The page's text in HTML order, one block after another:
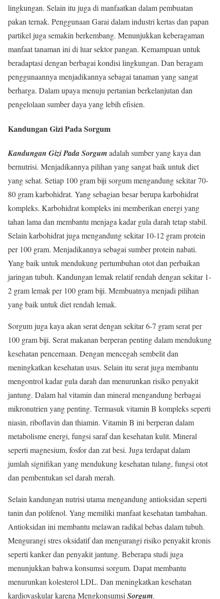
lingkungan. Selain itu juga di manfaatkan dalam pembuatan
pakan ternak. Penggunaan Garai dalam industri kertas dan papan
partikel juga semakin berkembang. Menunjukkan keberagaman
manfaat tanaman ini di luar sektor pangan. Kemampuan untuk
beradaptasi dengan berbagai kondisi lingkungan. Dan beragam
penggunaannya menjadikannya sebagai tanaman yang sangat
berharga. Dalam upaya menuju pertanian berkelanjutan dan
pengelolaan sumber daya yang lebih efisien.
Kandungan Gizi Pada Sorgum
Kandungan Gizi Pada Sorgumadalah sumber yang kaya dan
bernutrisi. Menjadikannya pilihan yang sangat baik untuk diet
yang sehat. Setiap 100 gram biji sorgum mengandung sekitar 70-
80 gram karbohidrat. Yang sebagian besar berupa karbohidrat
kompleks. Karbohidrat kompleks ini memberikan energi yang
tahan lama dan membantu menjaga kadar gula darah tetap stabil.
Selain karbohidrat juga mengandung sekitar 10-12 gram protein
per 100 gram. Menjadikannya sebagai sumber protein nabati.
Yang baik untuk mendukung pertumbuhan otot dan perbaikan
jaringan tubuh. Kandungan lemak relatif rendah dengan sekitar 1-
2 gram lemak per 100 gram biji. Membuatnya menjadi pilihan
yang baik untuk diet rendah lemak.
Sorgum juga kaya akan serat dengan sekitar 6-7 gram serat per
100 gram biji. Serat makanan berperan penting dalam mendukung
kesehatan pencernaan. Dengan mencegah sembelit dan
meningkatkan kesehatan usus. Selain itu serat juga membantu
mengontrol kadar gula darah dan menurunkan risiko penyakit
jantung. Dalam hal vitamin dan mineral mengandung berbagai
mikronutrien yang penting. Termasuk vitamin B kompleks seperti
niasin, riboflavin dan thiamin. Vitamin B ini berperan dalam
metabolisme energi, fungsi saraf dan kesehatan kulit. Mineral
seperti magnesium, fosfor dan zat besi. Juga terdapat dalam
jumlah signifikan yang mendukung kesehatan tulang, fungsi otot
dan pembentukan sel darah merah.
Selain kandungan nutrisi utama mengandung antioksidan seperti
tanin dan polifenol. Yang memiliki manfaat kesehatan tambahan.
Antioksidan ini membantu melawan radikal bebas dalam tubuh.
Mengurangi stres oksidatif dan mengurangi risiko penyakit kronis
seperti kanker dan penyakit jantung. Beberapa studi juga
menunjukkan bahwa konsumsi sorgum. Dapat membantu
menurunkan kolesterol LDL. Dan meningkatkan kesehatan
kardiovaskular karena Mengkonsumsi Sorgum.